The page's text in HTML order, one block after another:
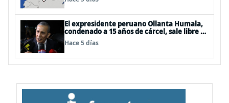
El expresidente peruano Ollanta Humala,
condenado a 15 años de cárcel, sale libre al
anularse su caso
Hace 5 días